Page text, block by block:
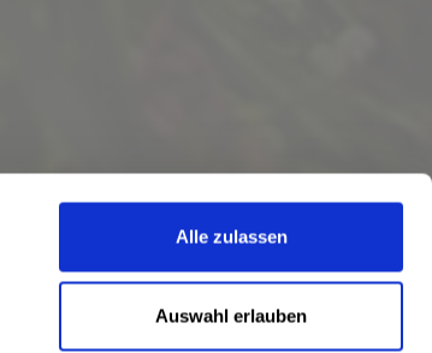
Alle zulassen
Auswahl erlauben